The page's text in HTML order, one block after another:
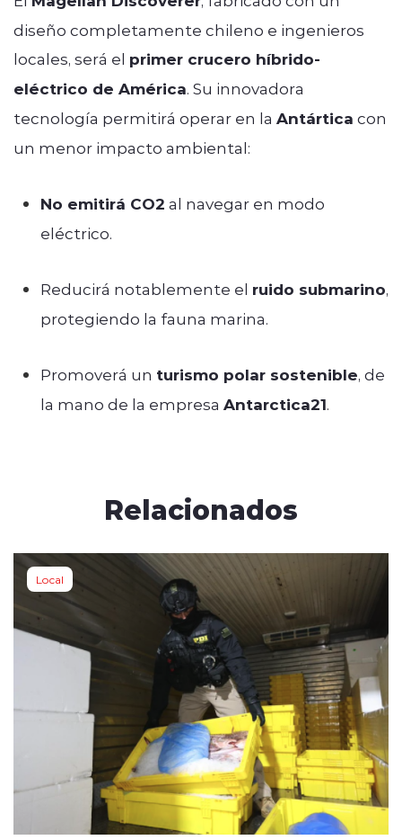
diseño completamente chileno e ingenieros
locales, será el primer crucero híbrido-
eléctrico de América. Su innovadora
tecnología permitirá operar en la Antártica con
un menor impacto ambiental:
No emitirá CO2 al navegar en modo
eléctrico.
Reducirá notablemente el ruido submarino,
protegiendo la fauna marina.
Promoverá un turismo polar sostenible, de
la mano de la empresa Antarctica21.
Relacionados
Local